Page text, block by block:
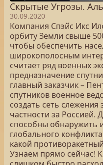
Скрытые Угрозы.
30.09.2020
Компания Спэйс Икс
орбиту Земли свыше
чтобы обеспечить
широкополосным
считает ряд военных
предназначение
главный заказчик –
спутников военное
создать сеть
частности за
способны обнаружить
глобального
какой
Узнаем прямо сейчас!